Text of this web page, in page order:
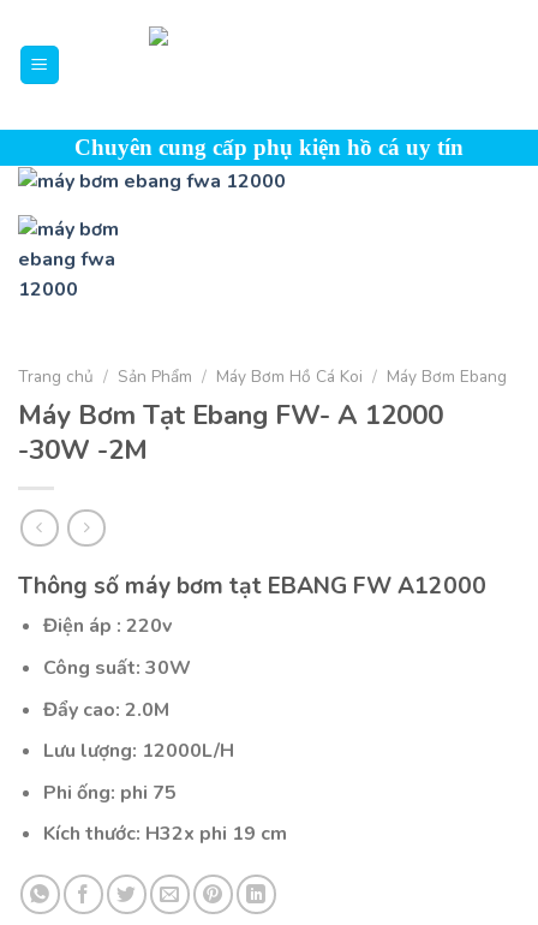
content
Chuyên cung cấp phụ kiện hồ cá uy tín
Trang chủ / Sản Phẩm / Máy Bơm Hồ Cá Koi / Máy Bơm Ebang
Máy Bơm Tạt Ebang FW- A 12000
-30W -2M
Thông số máy bơm tạt EBANG FW A12000
Điện áp : 220v
Công suất: 30W
Đẩy cao: 2.0M
Lưu lượng: 12000L/H
Phi ống: phi 75
Kích thước: H32x phi 19 cm